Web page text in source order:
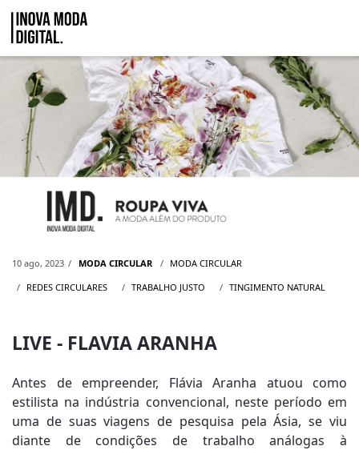
Pular para o Conteúdo principal
Live - Flavia Aranha
10 ago, 2023 MODA CIRCULAR
MODA CIRCULAR
REDES CIRCULARES
TRABALHO JUSTO TINGIMENTO NATURAL
LIVE - FLAVIA ARANHA
Antes de empreender, Flávia Aranha atuou como
estilista na indústria convencional, neste período em
uma de suas viagens de pesquisa pela Ásia, se viu
diante de condições de trabalho análogas à